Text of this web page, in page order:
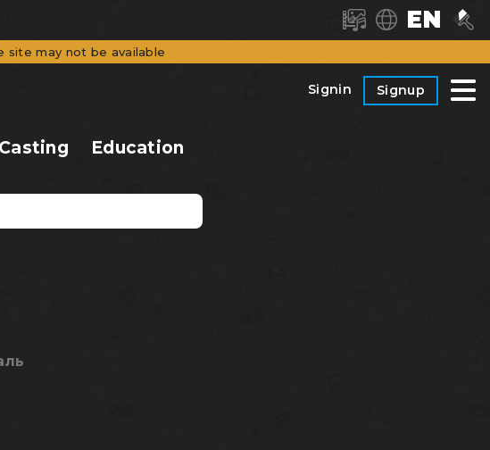
EN
site may not be available
Signin Signup
Casting Education